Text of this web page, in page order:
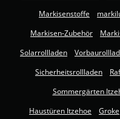
Markisenstoffe
Markisen-Zubehör
Solarrollladen
Sicherheitsrollladen
Sommergärten
Haustüren Itzehoe
Groke